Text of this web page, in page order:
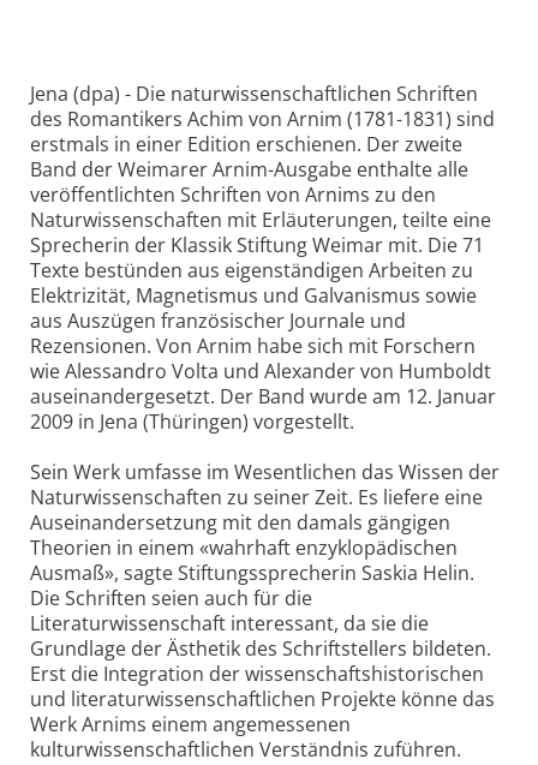
Jena (dpa) - Die naturwissenschaftlichen Schriften
des Romantikers Achim von Arnim (1781-1831) sind
erstmals in einer Edition erschienen. Der zweite
Band der Weimarer Arnim-Ausgabe enthalte alle
veröffentlichten Schriften von Arnims zu den
Naturwissenschaften mit Erläuterungen, teilte eine
Sprecherin der Klassik Stiftung Weimar mit. Die 71
Texte bestünden aus eigenständigen Arbeiten zu
Elektrizität, Magnetismus und Galvanismus sowie
aus Auszügen französischer Journale und
Rezensionen. Von Arnim habe sich mit Forschern
wie Alessandro Volta und Alexander von Humboldt
auseinandergesetzt. Der Band wurde am 12. Januar
2009 in Jena (Thüringen) vorgestellt.
Sein Werk umfasse im Wesentlichen das Wissen der
Naturwissenschaften zu seiner Zeit. Es liefere eine
Auseinandersetzung mit den damals gängigen
Theorien in einem «wahrhaft enzyklopädischen
Ausmaß», sagte Stiftungssprecherin Saskia Helin.
Die Schriften seien auch für die
Literaturwissenschaft interessant, da sie die
Grundlage der Ästhetik des Schriftstellers bildeten.
Erst die Integration der wissenschaftshistorischen
und literaturwissenschaftlichen Projekte könne das
Werk Arnims einem angemessenen
kulturwissenschaftlichen Verständnis zuführen.